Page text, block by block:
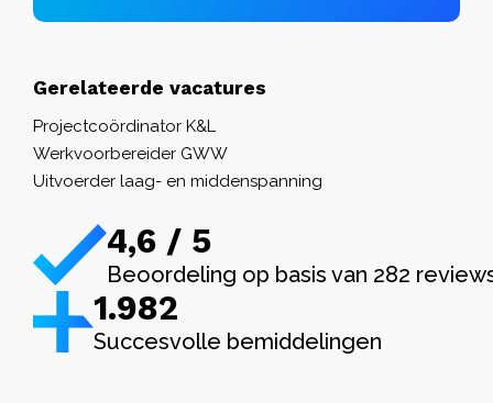
Gerelateerde vacatures
Projectcoördinator K&L
Werkvoorbereider GWW
Uitvoerder laag- en middenspanning
4,6 / 5
Beoordeling op basis van 282
1.982
Succesvolle bemiddelingen